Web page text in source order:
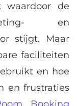
waardoor de
en
stijgt. Maar
faciliteiten
en hoe
en frustraties